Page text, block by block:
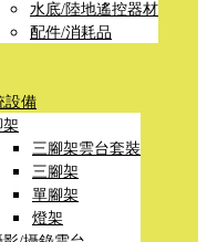
水底/陸地遙控器材
配件/消耗品
設備
架
三腳架雲台套裝
三腳架
單腳架
燈架